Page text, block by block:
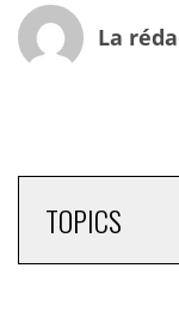
sur le seul article
Le texte, qui
Mais l’ordre du
débats, alors
déposé un
la fin de semaine.
La
TOPICS